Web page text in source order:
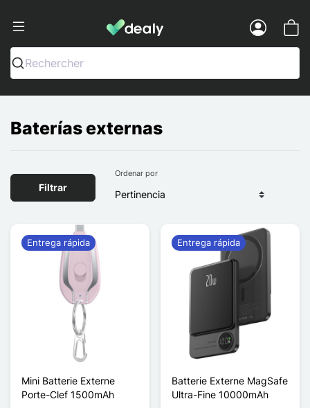
Dealy - Fundas y accesorios para
Rechercher
Baterías externas
Filtrar
Ordenar por
Mini Batterie Externe
Porte-Clef 1500mAh
Entrega rápida
Batterie Externe MagSafe
Ultra-Fine 10000mAh
Entrega rápida